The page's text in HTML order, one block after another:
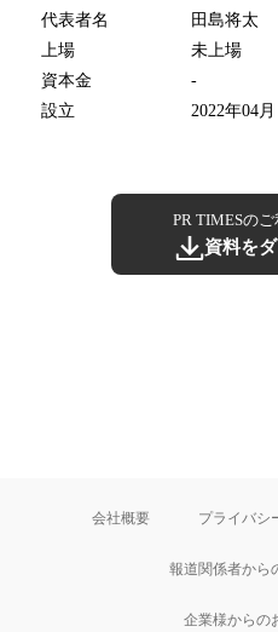
代表者名
田島将太
上場
未上場
資本金
-
設立
2022年04月
PR TIMESの
資料を
会社概要 プライバシ
報道関係者から
企業様からの